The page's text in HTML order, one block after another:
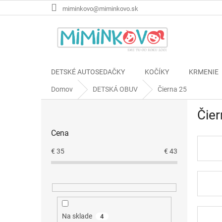
na
miminkovo@miminkovo.sk
DETSKÉ AUTOSEDAČKY KOČÍKY KRMENIE
Domov DETSKÁ OBUV Čierna 25
Cena
€ 35 € 43
Na sklade 4